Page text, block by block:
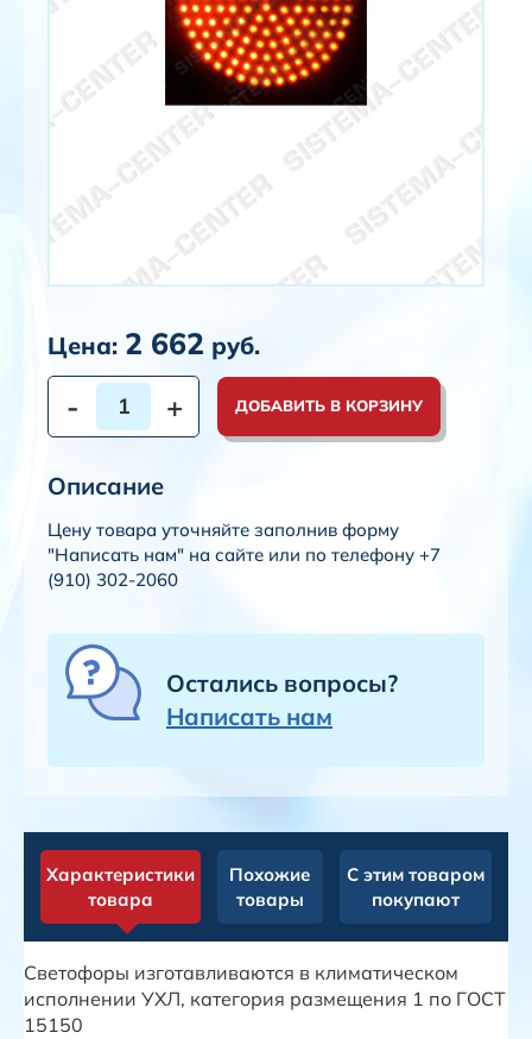
Цена: 2 662 руб.
- + ДОБАВИТЬ В КОРЗИНУ
Описание
Цену товара уточняйте заполнив форму
"Написать нам" на сайте или по телефону +7
(910) 302-2060
Остались вопросы?
Написать нам
Характеристики
товара
Похожие
товары
С этим товаром
покупают
Светофоры изготавливаются в климатическом
исполнении УХЛ, категория размещения 1 по ГОСТ
15150